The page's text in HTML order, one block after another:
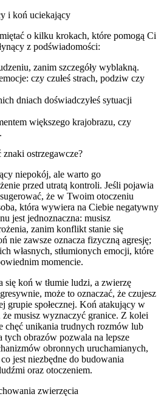
i koń uciekający
o kilku krokach, które pomogą Ci
z podświadomości:
zanim szczegóły wyblakną.
czy czułeś strach, podziw czy
dniach doświadczyłeś sytuacji
większego krajobrazu, czy
ostrzegawcze?
niepokój, ale warto go
przed utratą kontroli. Jeśli pojawia
że w Twoim otoczeniu
która wywiera na Ciebie negatywny
jest jednoznaczna: musisz
zanim konflikt stanie się
nie zawsze oznacza fizyczną agresję;
własnych, stłumionych emocji, które
momencie.
koń w tłumie ludzi, a zwierzę
może to oznaczać, że czujesz
grupie społecznej. Koń atakujący w
że musisz wyznaczyć granice. Z kolei
chęć unikania trudnych rozmów lub
obrazów pozwala na lepsze
obronnych uruchamianych,
jest niezbędne do budowania
oraz otoczeniem.
zwierzęcia